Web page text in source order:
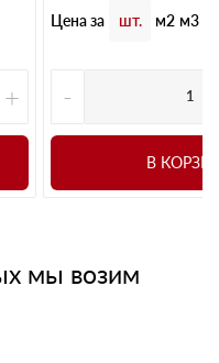
+
Цена за шт. м2 м3
-
В
мы возим